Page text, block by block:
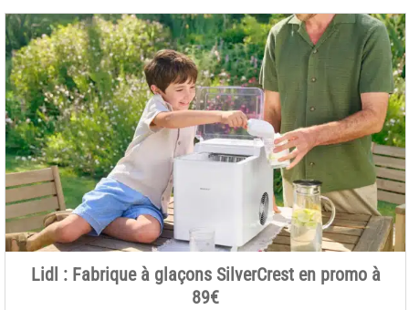
Lidl : Fabrique à glaçons SilverCrest en promo à
89€